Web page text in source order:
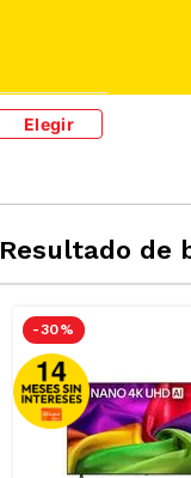
Elegir
Resultado de
-30 %